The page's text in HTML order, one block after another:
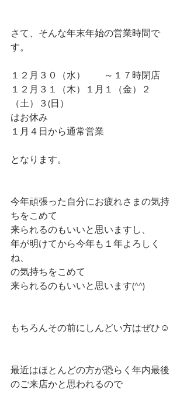
さて、そんな年末年始の営業時間で
す。
１２月３０（水）　　～１７時閉店
１２月３１（木）１月１（金）２
（土）３(日）
はお休み
１月４日から通常営業
となります。
今年頑張った自分にお疲れさまの気持
ちをこめて
来られるのもいいと思いますし、
年が明けてから今年も１年よろしく
ね、
の気持ちをこめて
来られるのもいいと思います(^^)
もちろんその前にしんどい方はぜひ☺️
最近はほとんどの方が恐らく年内最後
のご来店かと思われるので